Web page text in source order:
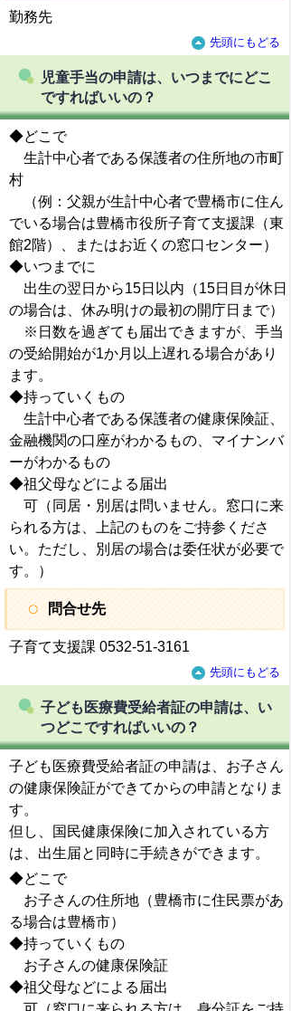
勤務先
先頭にもどる
児童手当の申請は、いつまでにどこ
ですればいいの？
◆どこで
生計中心者である保護者の住所地の市町
村
（例：父親が生計中心者で豊橋市に住ん
でいる場合は豊橋市役所子育て支援課（東
館2階）、またはお近くの窓口センター）
◆いつまでに
出生の翌日から15日以内（15日目が休日
の場合は、休み明けの最初の開庁日まで）
※日数を過ぎても届出できますが、手当
の受給開始が1か月以上遅れる場合があり
ます。
◆持っていくもの
生計中心者である保護者の健康保険証、
金融機関の口座がわかるもの、マイナンバ
ーがわかるもの
◆祖父母などによる届出
可（同居・別居は問いません。窓口に来
られる方は、上記のものをご持参くださ
い。ただし、別居の場合は委任状が必要で
す。）
問合せ先
子育て支援課 0532-51-3161
先頭にもどる
子ども医療費受給者証の申請は、い
つどこですればいいの？
子ども医療費受給者証の申請は、お子さん
の健康保険証ができてからの申請となりま
す。
但し、国民健康保険に加入されている方
は、出生届と同時に手続きができます。
◆どこで
お子さんの住所地（豊橋市に住民票があ
る場合は豊橋市）
◆持っていくもの
お子さんの健康保険証
◆祖父母などによる届出